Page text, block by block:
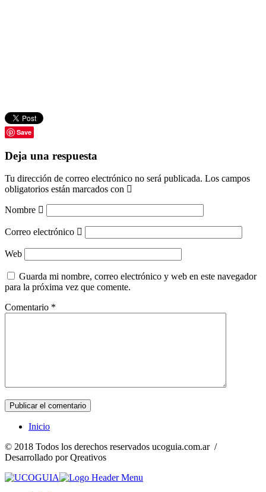
Save
Deja una respuesta
Tu dirección de correo electrónico no será publicada. Los campos
obligatorios están marcados con
Nombre
Correo electrónico
Web
Guarda mi nombre, correo electrónico y web en este navegador
para la próxima vez que comente.
Comentario *
Inicio
© 2018 Todos los derechos reservados ucoguia.com.ar /
Desarrollado por Qreativos